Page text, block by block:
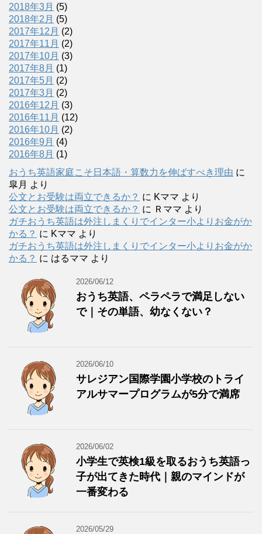
2018年3月 (5)
2018年2月 (5)
2017年12月 (2)
2017年11月 (2)
2017年10月 (3)
2017年8月 (1)
2017年5月 (2)
2017年3月 (2)
2016年12月 (3)
2016年11月 (12)
2016年10月 (2)
2016年9月 (4)
2016年8月 (1)
おうち英語家庭こそ日本語・算数力を伸ばすべき理由 に
皐月 より
公文とお受験は両立できるか？ に Kママ より
公文とお受験は両立できるか？ に Ｒママ より
ガチおうち英語は外注しまくりでインター小よりお金がか
かる？ に Kママ より
ガチおうち英語は外注しまくりでインター小よりお金がか
かる？ に はるママ より
2026/06/12
おうち英語、ペラペラで満足しない
で｜その単語、幼なくない？
2026/06/10
サレジアン国際学園小学校のトライ
アルサマープログラムが5分で満席
2026/06/02
小学生で英検1級を取るおうち英語っ
子が出てきた時代｜親のマインドが
一番変わる
2026/05/29